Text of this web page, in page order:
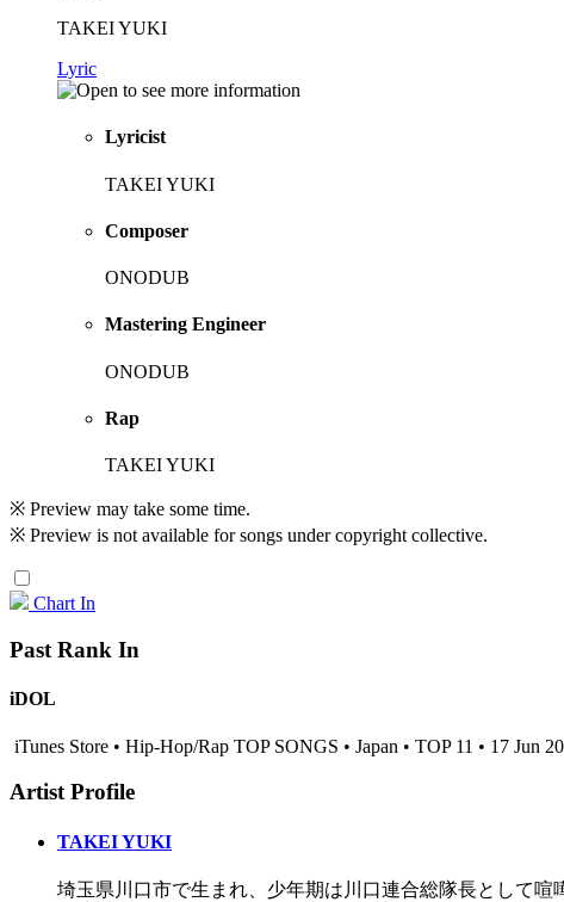
TAKEI YUKI
Lyric
Lyricist
TAKEI YUKI
Composer
ONODUB
Mastering Engineer
ONODUB
Rap
TAKEI YUKI
※ Preview may take some time.
※ Preview is not available for songs under copyright collective.
Chart In
Past Rank In
iDOL
iTunes Store • Hip-Hop/Rap TOP SONGS • Japan • TOP 11 • 17 Jun
Artist Profile
TAKEI YUKI
埼玉県川口市で生まれ、少年期は川口連合総隊長として